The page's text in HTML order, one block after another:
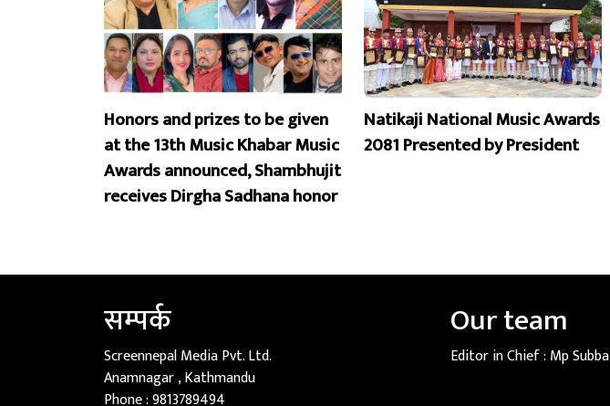
Honors and prizes to be given
at the 13th Music Khabar Music
Awards announced, Shambhujit
receives Dirgha Sadhana honor
Natikaji National Music Awards
2081 Presented by President
सम्पर्क
Screennepal Media Pvt. Ltd.
Anamnagar , Kathmandu
Phone :9813789494
Our team
Editor in Chief : Mp Subba